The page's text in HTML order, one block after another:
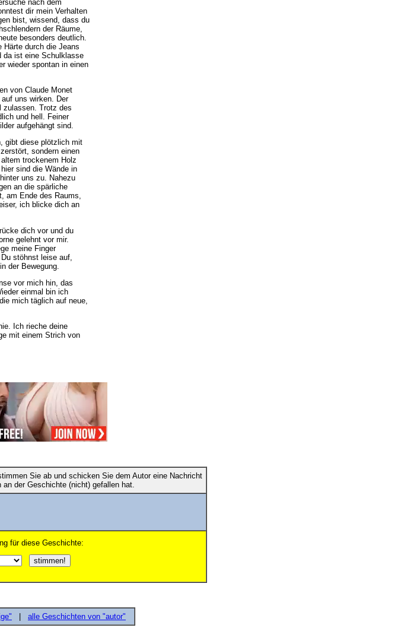
nach dem
dir mein Verhalten
bist, wissend, dass du
der Räume,
besonders deutlich.
durch die Jeans
da ist eine Schulklasse
wieder spontan in einen
von Claude Monet
uns wirken. Der
zulassen. Trotz des
und hell. Feiner
aufgehängt sind.
gibt diese plötzlich mit
sondern einen
trockenem Holz
sind die Wände in
uns zu. Nahezu
an die spärliche
am Ende des Raums,
ich blicke dich an
dich vor und du
gelehnt vor mir.
meine Finger
stöhnst leise auf,
der Bewegung.
vor mich hin, das
einmal bin ich
mich täglich auf neue,
Ich rieche deine
mit einem Strich von
Sie ab und schicken Sie dem Autor eine Nachricht
der Geschichte (nicht) gefallen hat.
für diese Geschichte:
alle Geschichten von "autor"